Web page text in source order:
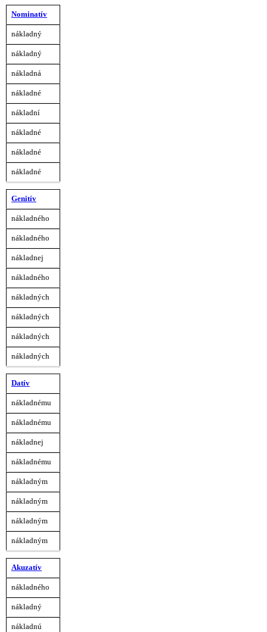
Pád
Mužský
rod
(životný)
Nominatív
nákladný
nákladný
nákladná
nákladné
nákladní
nákladné
nákladné
nákladné
Genitív
nákladného
nákladného
nákladnej
nákladného
nákladných
nákladných
nákladných
nákladných
Datív
nákladnému
nákladnému
nákladnej
nákladnému
nákladným
nákladným
nákladným
nákladným
Akuzatív
nákladného
nákladný
nákladnú